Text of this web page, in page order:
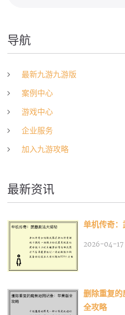
导航
最新九游九游版
案例中心
游戏中心
企业服务
加入九游攻略
最新资讯
单机传奇
2026-04-17
删除重复
全攻略